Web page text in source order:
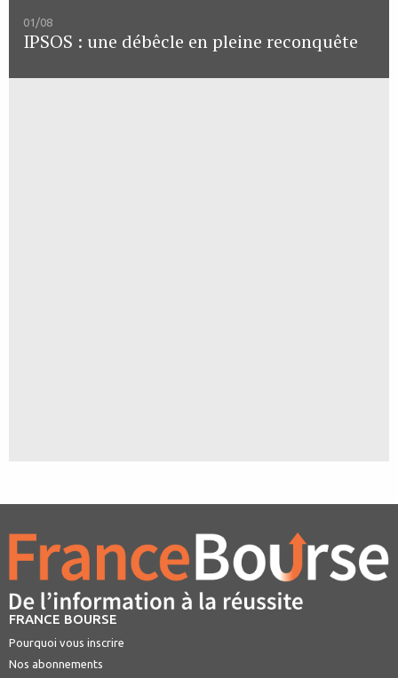
01/08
IPSOS : une débêcle en pleine reconquête
FRANCE BOURSE
Pourquoi vous inscrire
Nos abonnements